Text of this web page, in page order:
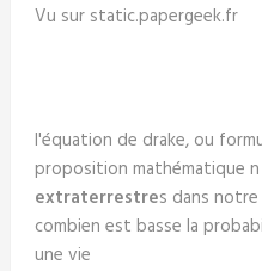
Vu sur static.papergeek.fr
l'équation de drake, ou
proposition mathématique
extraterrestres dans
combien est basse la
une vie